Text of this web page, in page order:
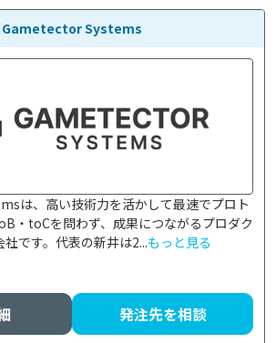
Gametector Systems
は、高い技術力を活かして最速でプロト
・toCを問わず、成果につながるプロダク
社です。代表の新井は2...もっと見る
発注先を相談